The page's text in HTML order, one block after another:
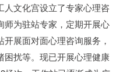
人文化宫设立了专家心理咨
师为驻站专家，定期开展心
展面对面心理咨询服务，
困扰等。现已开展心理健康